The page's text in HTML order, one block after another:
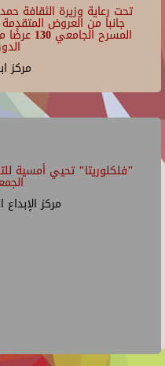
تحت رعاية وزيرة
جانبا من العروض
المسرح
مركز
"فلكلوريتا" تحيي أمسية
مركز